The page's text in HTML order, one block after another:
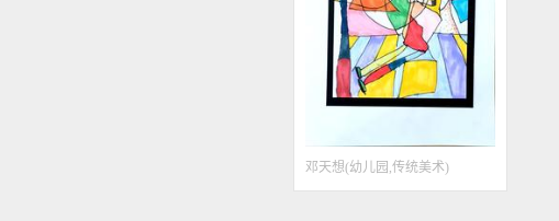
邓天想(幼儿园 传统美术)